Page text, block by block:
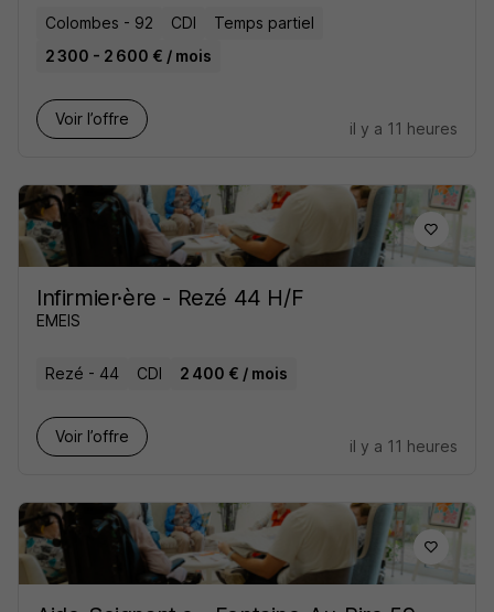
Colombes - 92 CDI
Temps partiel
2 300 - 2 600 € / mois
Voir l’offre
il y a 11 heures
Infirmier·ère - Rezé 44 H/F
EMEIS
Rezé - 44 CDI 2 400 € / mois
Voir l’offre
il y a 11 heures